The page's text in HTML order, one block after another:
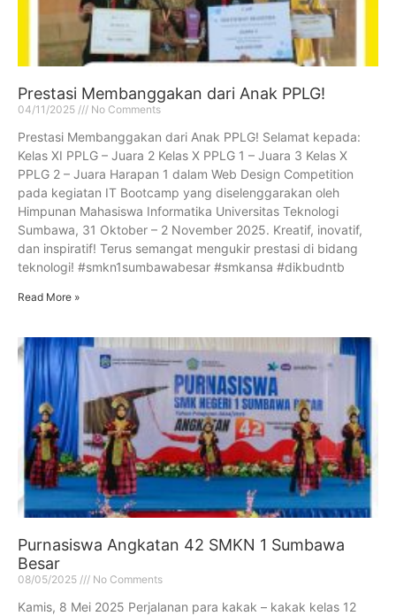
Prestasi Membanggakan dari Anak PPLG!
04/11/2025 No Comments
Prestasi Membanggakan dari Anak PPLG! Selamat kepada:
Kelas XI PPLG – Juara 2 Kelas X PPLG 1 – Juara 3 Kelas X
PPLG 2 – Juara Harapan 1 dalam Web Design Competition
pada kegiatan IT Bootcamp yang diselenggarakan oleh
Himpunan Mahasiswa Informatika Universitas Teknologi
Sumbawa, 31 Oktober – 2 November 2025. Kreatif, inovatif,
dan inspiratif! Terus semangat mengukir prestasi di bidang
teknologi! #smkn1sumbawabesar #smkansa #dikbudntb
Read More »
Purnasiswa Angkatan 42 SMKN 1 Sumbawa
Besar
08/05/2025 No Comments
Kamis, 8 Mei 2025 Perjalanan para kakak – kakak kelas 12